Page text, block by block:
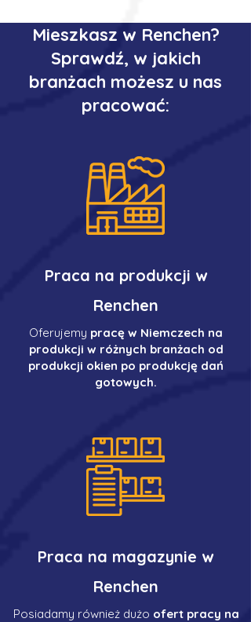
Mieszkasz w Renchen?
Sprawdź, w jakich
branżach możesz u nas
pracować:
Praca na produkcji w
Renchen
Oferujemy pracę w Niemczech na
produkcji w różnych branżach od
produkcji okien po produkcję dań
gotowych.
Praca na magazynie w
Renchen
Posiadamy również dużo ofert pracy na